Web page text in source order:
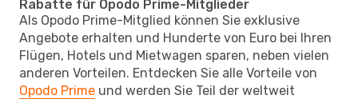
Rabatte für Opodo Prime-Mitglieder
Als Opodo Prime-Mitglied können Sie exklusive
Angebote erhalten und Hunderte von Euro bei Ihren
Flügen, Hotels und Mietwagen sparen, neben vielen
anderen Vorteilen. Entdecken Sie alle Vorteile von
Opodo Prime und werden Sie Teil der weltweit